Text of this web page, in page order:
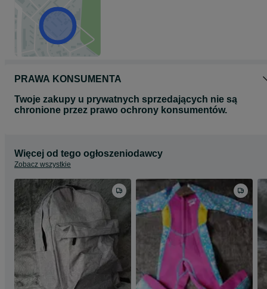
PRAWA KONSUMENTA
Twoje zakupy u prywatnych sprzedających nie są
chronione przez prawo ochrony konsumentów.
Więcej od tego ogłoszeniodawcy
Zobacz wszystkie